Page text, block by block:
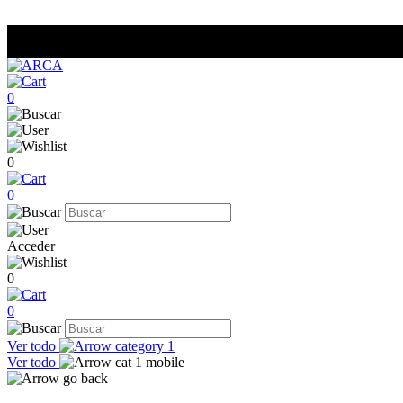
0
0
0
Acceder
0
0
Ver todo
Ver todo